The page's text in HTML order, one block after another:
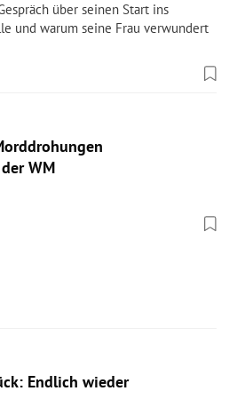
über seinen Start ins
und warum seine Frau verwundert
WM
Endlich wieder